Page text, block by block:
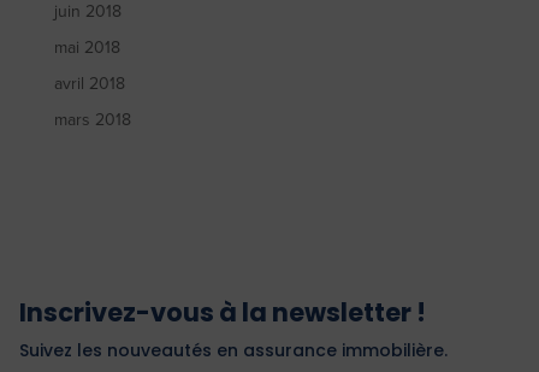
juin 2018
mai 2018
avril 2018
mars 2018
Inscrivez-vous à la newsletter !
Suivez les nouveautés en assurance immobilière.